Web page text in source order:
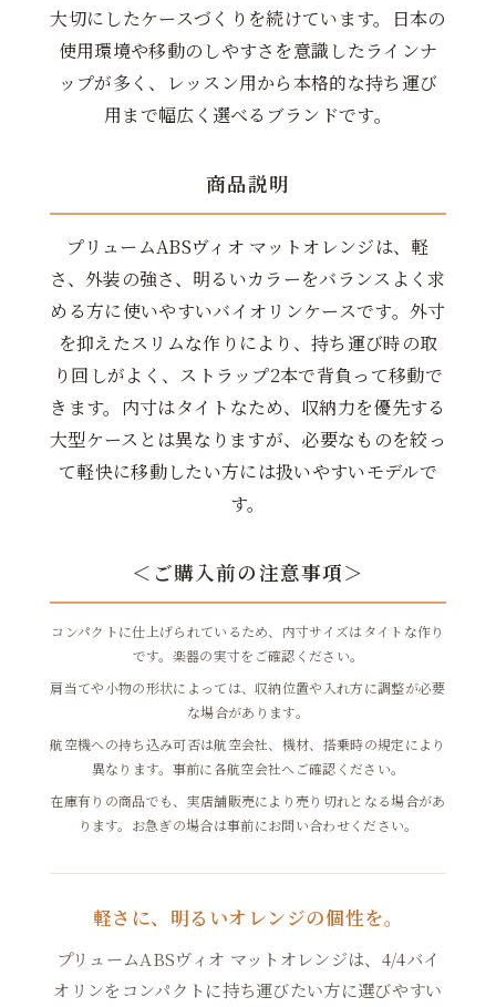
大切にしたケースづくりを続けています。日本の
使用環境や移動のしやすさを意識したラインナ
ップが多く、レッスン用から本格的な持ち運び
用まで幅広く選べるブランドです。
商品説明
プリュームABSヴィオ マットオレンジは、軽
さ、外装の強さ、明るいカラーをバランスよく求
める方に使いやすいバイオリンケースです。外寸
を抑えたスリムな作りにより、持ち運び時の取
り回しがよく、ストラップ2本で背負って移動で
きます。内寸はタイトなため、収納力を優先する
大型ケースとは異なりますが、必要なものを絞っ
て軽快に移動したい方には扱いやすいモデルで
す。
＜ご購入前の注意事項＞
コンパクトに仕上げられているため、内寸サイズはタイトな作り
です。楽器の実寸をご確認ください。
肩当てや小物の形状によっては、収納位置や入れ方に調整が必要
な場合があります。
航空機への持ち込み可否は航空会社、機材、搭乗時の規定により
異なります。事前に各航空会社へご確認ください。
在庫有りの商品でも、実店舗販売により売り切れとなる場合があ
ります。お急ぎの場合は事前にお問い合わせください。
軽さに、明るいオレンジの個性を。
プリュームABSヴィオ マットオレンジは、4/4バイ
オリンをコンパクトに持ち運びたい方に選びやすい